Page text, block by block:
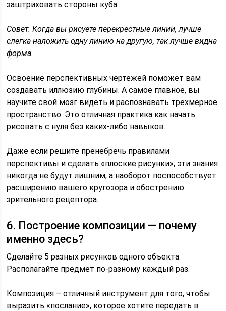
заштриховать стороны куба.
Совет. Когда вы рисуете перекрестные линии, лучше
слегка наложить одну линию на другую, так лучше видна
форма.
Освоение перспективных чертежей поможет вам
создавать иллюзию глубины. А самое главное, вы
научите свой мозг видеть и распознавать трехмерное
пространство. Это отличная практика как начать
рисовать с нуля без каких-либо навыков.
Даже если решите пренебречь правилами
перспективы и сделать «плоские рисунки», эти знания
никогда не будут лишним, а наоборот поспособствует
расширению вашего кругозора и обострению
зрительного рецептора.
6. Построение композиции — почему
именно здесь?
Сделайте 5 разных рисунков одного объекта.
Располагайте предмет по-разному каждый раз.
Композиция – отличный инструмент для того, чтобы
выразить «послание», которое хотите передать в